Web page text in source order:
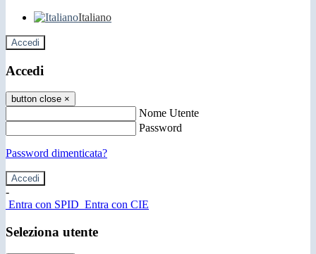
Italiano
Accedi
Accedi
button close ×
Nome Utente
Password
Password dimenticata?
-
Entra con SPID Entra con CIE
Seleziona utente